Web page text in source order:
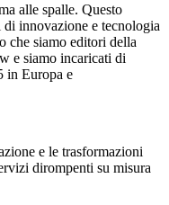
alle spalle. Questo
di innovazione e tecnologia
che siamo editori della
e siamo incaricati di
in Europa e
e le trasformazioni
dirompenti su misura